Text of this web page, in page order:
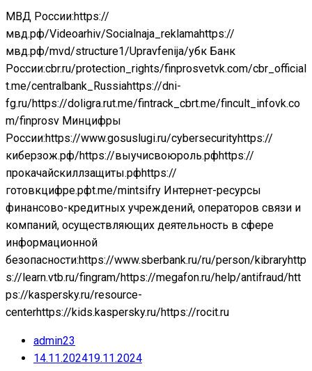
МВД России:https://
мвд.рф/Videoarhiv/Socialnaja_reklamahttps://
мвд.рф/mvd/structure1/Upravfenija/убк Банк
России:cbr.ru/protection_rights/finprosvetvk.com/cbr_official
t.me/centralbank_Russiahttps://dni-
fg.ru/https://doligra.rut.me/fintrack_cbrt.me/fincult_infovk.co
m/finprosv Минцифры
России:https://www.gosuslugi.ru/cybersecurityhttps://
киберзож.рф/https://выучисвоюроль.рфhttps://
прокачайскиллзащиты.рфhttps://
готовкцифре.рфt.me/mintsifry Интернет-ресурсы
финансово-кредитных учреждений, операторов связи и
компаний, осуществляющих деятельность в сфере
информационной
безопасности:https://www.sberbank.ru/ru/person/kibraryhttp
s://learn.vtb.ru/fingram/https://megafon.ru/help/antifraud/htt
ps://kaspersky.ru/resource-
centerhttps://kids.kaspersky.ru/https://rocit.ru
admin23
14.11.202419.11.2024